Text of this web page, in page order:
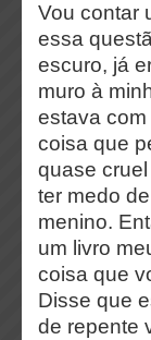
Vou contar
essa
escuro, já
muro à
estava
coisa que
quase
ter medo
menino.
um livro
coisa que
Disse que
de repente